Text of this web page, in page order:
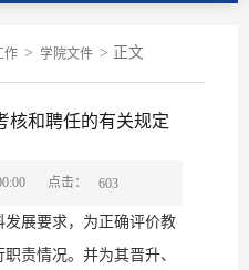
作 > 学院文件 > 正文
核和聘任的有关规定
点击： 603
展要求，为正确评价教
责情况。并为其晋升、